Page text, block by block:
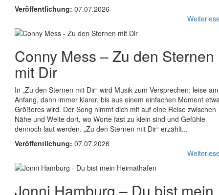
Veröffentlichung: 07.07.2026
Conny Mess –Zu den Sternen
mit Dir
In „Zu den Sternen mit Dir“ wird Musik zum Versprechen: leise am
Anfang, dann immer klarer, bis aus einem einfachen Moment
Größeres wird. Der Song nimmt dich mit auf eine Reise zwischen
Nähe und Weite dort, wo Worte fast zu klein sind und Gefühle
dennoch laut werden. „Zu den Sternen mit Dir“ erzählt...
Veröffentlichung: 07.07.2026
Jonni Hamburg – Du bist mein